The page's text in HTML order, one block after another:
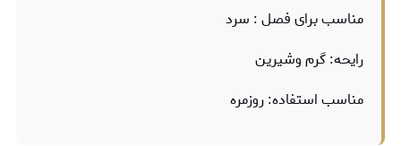
مناسب برای فصل : سرد
رایحه: گرم وشیرین
مناسب استفاده: روزمره